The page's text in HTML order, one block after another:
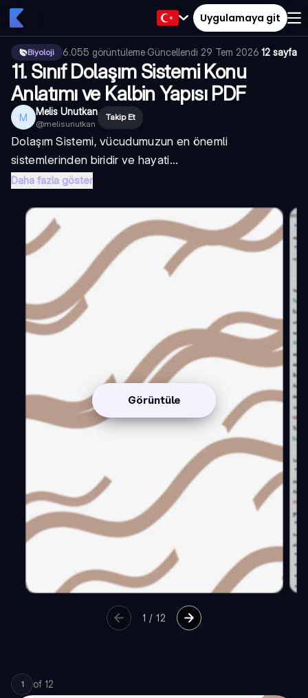
Uygulamaya git
Biyoloji 6.055 görüntüleme·Güncellendi 29 Tem 2026·12 sayfa
11. Sınıf Dolaşım Sistemi Konu
Anlatımı ve Kalbin Yapısı PDF
M Melis Unutkan
@melisunutkan
Takip Et
Dolaşım Sistemi, vücudumuzun en önemli
sistemlerinden biridir ve hayati...
Daha fazla göster
Görüntüle
1 / 12
1 of 12